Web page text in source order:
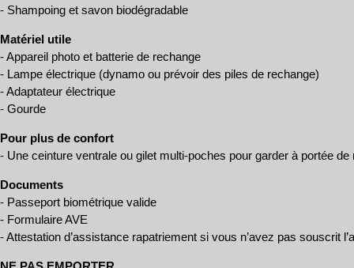
- Shampoing et savon biodégradable
Matériel utile
- Appareil photo et batterie de rechange
- Lampe électrique (dynamo ou prévoir des piles de rechange)
- Adaptateur électrique
- Gourde
Pour plus de confort
- Une ceinture ventrale ou gilet multi-poches pour garder à portée
Documents
- Passeport biométrique valide
- Formulaire AVE
- Attestation d’assistance rapatriement si vous n’avez pas souscrit